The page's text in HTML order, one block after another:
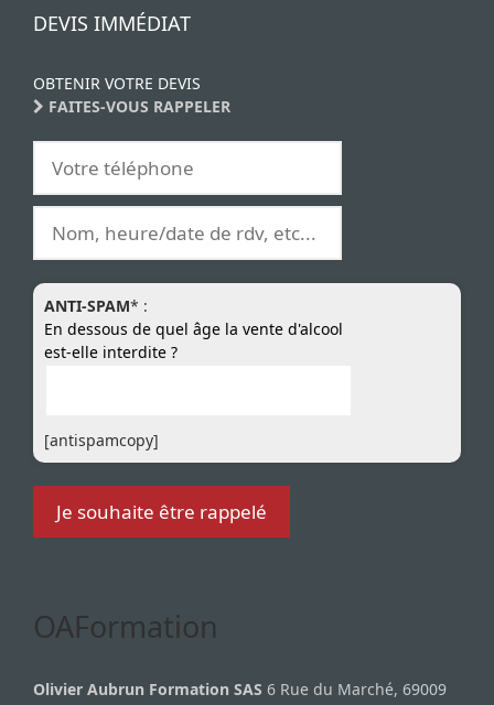
DEVIS IMMÉDIAT
OBTENIR VOTRE DEVIS
FAITES-VOUS RAPPELER
ANTI-SPAM* :
En dessous de quel âge la vente d'alcool
est-elle interdite ?
[antispamcopy]
OAFormation
Olivier Aubrun Formation SAS 6 Rue du Marché, 69009